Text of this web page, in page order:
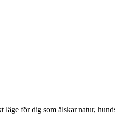
för dig som älskar natur,